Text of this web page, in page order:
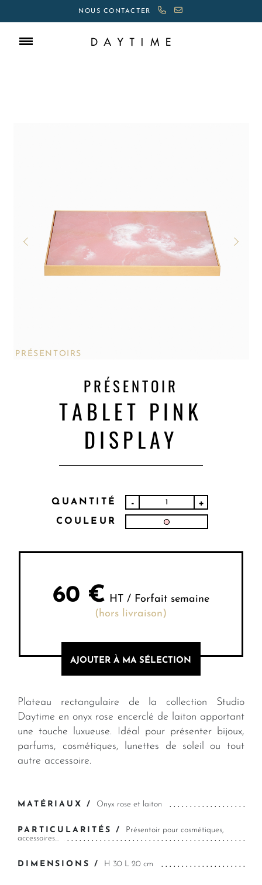
NOUS CONTACTER
PRÉSENTOIRS
PRÉSENTOIR
TABLET PINK
DISPLAY
QUANTITÉ - +
COULEUR
60 € HT / Forfait semaine
(hors livraison)
AJOUTER À MA SÉLECTION
Plateau rectangulaire de la collection Studio
Daytime en onyx rose encerclé de laiton apportant
une touche luxueuse. Idéal pour présenter bijoux,
parfums, cosmétiques, lunettes de soleil ou tout
autre accessoire.
MATÉRIAUX / Onyx rose et laiton
PARTICULARITÉS / Présentoir pour cosmétiques,
accessoires...
DIMENSIONS / H 30 L 20 cm